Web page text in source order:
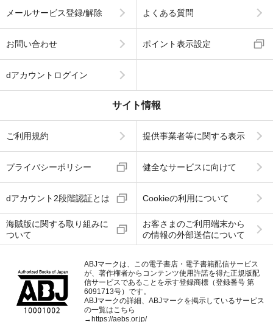
メールサービス登録/解除 よくある質問
お問い合わせ ポイント表示設定
dアカウントログイン
サイト情報
ご利用規約 提供事業者等に関する表示
プライバシーポリシー 健全なサービスに向けて
dアカウント2段階認証とは Cookieの利用について
海賊版に関する取り組みに
ついて
お客さまのご利用端末から
の情報の外部送信について
ABJマークは、この電子書店・電子書籍配信サービス
が、著作権者からコンテンツ使用許諾を得た正規版配
信サービスであることを示す登録商標（登録番号 第
6091713号）です。
ABJマークの詳細、ABJマークを掲示しているサービス
の一覧はこちら
→ https://aebs.or.jp/